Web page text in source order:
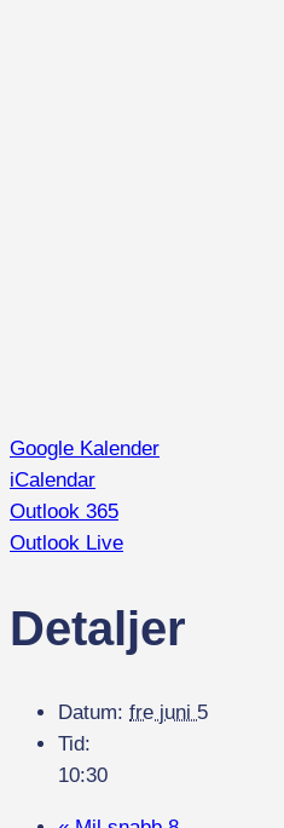
Google Kalender
iCalendar
Outlook 365
Outlook Live
Detaljer
Datum: fre juni 5
Tid:
10:30